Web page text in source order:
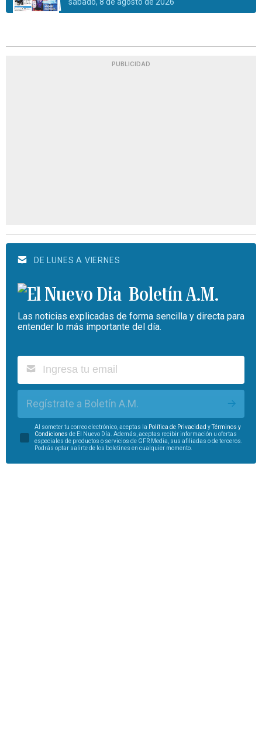
PUBLICIDAD
DE LUNES A VIERNES
Boletín A.M.
Las noticias explicadas de forma sencilla y directa para
entender lo más importante del día.
Regístrate a Boletín A.M.
Al someter tu correo electrónico, aceptas la Política de Privacidad yTérminos y
Condiciones de El Nuevo Día. Además, aceptas recibir información u ofertas
especiales de productos o servicios de GFR Media, sus afiliadas o de terceros.
Podrás optar salirte de los boletines en cualquier momento.